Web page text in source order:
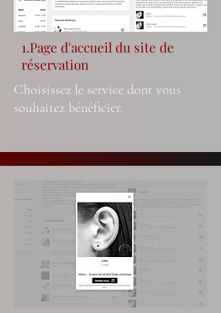
1.Page d'accueil du site de
réservation
Choisissez le service dont vous
souhaitez bénéficier.